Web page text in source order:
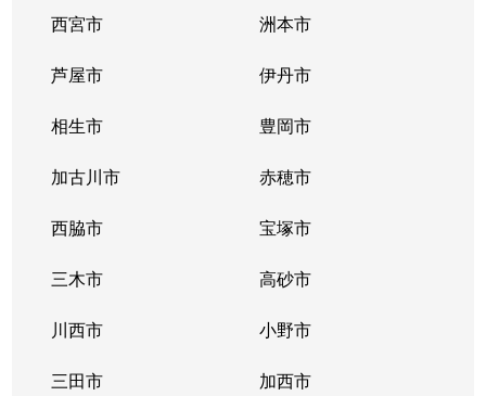
西宮市 洲本市
芦屋市 伊丹市
相生市 豊岡市
加古川市 赤穂市
西脇市 宝塚市
三木市 高砂市
川西市 小野市
三田市 加西市